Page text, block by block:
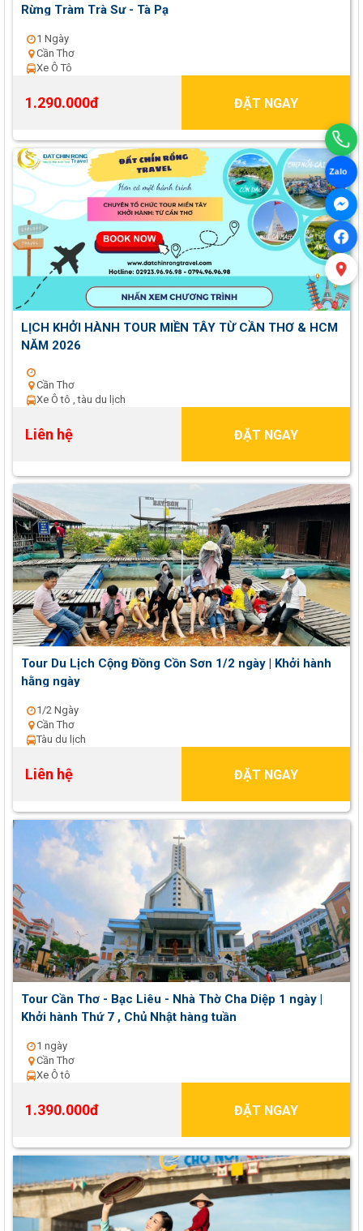
Rừng Tràm Trà Sư - Tà Pạ
1 Ngày
Cần Thơ
Xe Ô Tô
1.290.000đ ĐẶT NGAY
LỊCH KHỞI HÀNH TOUR MIỀN TÂY TỪ CẦN THƠ & HCM
NĂM 2026
Cần Thơ
Xe Ô tô , tàu du lịch
Liên hệ ĐẶT NGAY
Tour Du Lịch Cộng Đồng Cồn Sơn 1/2 ngày | Khởi hành
hằng ngày
1/2 Ngày
Cần Thơ
Tàu du lịch
Liên hệ ĐẶT NGAY
Tour Cần Thơ - Bạc Liêu - Nhà Thờ Cha Diệp 1 ngày |
Khởi hành Thứ 7 , Chủ Nhật hàng tuần
1 ngày
Cần Thơ
Xe Ô tô
1.390.000đ ĐẶT NGAY
Zalo